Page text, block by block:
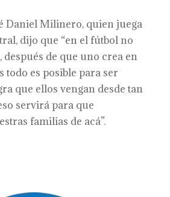
Daniel Milinero, quien juega
dijo que “en el fútbol no
de que uno crea en
todo es posible para ser
que ellos vengan desde tan
servirá para que
familias de acá”.